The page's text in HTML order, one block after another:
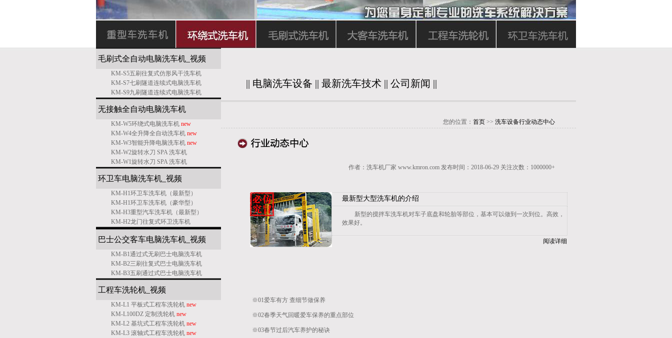
毛刷式全自动电脑洗车机_ 视频
KM-S5五刷往复式仿形风干洗车机
KM-S7七刷隧道连续式电脑洗车机
KM-S9九刷隧道连续式电脑洗车机
无接触全自动电脑洗车机
KM-W5环绕式电脑洗车机 new
KM-W4全升降全自动洗车机 new
KM-W3智能升降电脑洗车机 new
KM-W2旋转水刀 SPA 洗车机
KM-W1旋转水刀 SPA 洗车机
环卫车电脑洗车机_ 视频
KM-H1环卫车洗车机（最新型）
KM-H1环卫车洗车机（豪华型）
KM-H3重型汽车洗车机（最新型）
KM-H2龙门往复式环卫洗车机
巴士公交客车电脑洗车机 视频
KM-B1通过式无刷巴士电脑洗车机
KM-B2三刷往复式巴士电脑洗车机
KM-B3五刷通过式巴士电脑洗车机
工程车洗轮机 视频
KM-L1 平板式工程车洗轮机 new
KM-L100DZ 定制洗轮机 new
KM-L2 基坑式工程车洗轮机 new
KM-L3 滚轴式工程车洗轮机 new
|| 电脑洗车设备 || 最新洗车技术 || 公司新闻 ||
您的位置： 首页 >> 洗车设备行业动态中心
作者：洗车机厂家 www.kmron.com 发布时间：2018-06-29 关注次数：1000000+
最新型大型洗车机的介绍
新型的搅拌车洗车机对车子底盘和轮胎等部位，基本可以做到一次到位。高效，
效果好。
阅读详细
※01爱车有方 查细节做保养
※02春季天气回暖爱车保养的重点部位
※03春节过后汽车养护的秘诀